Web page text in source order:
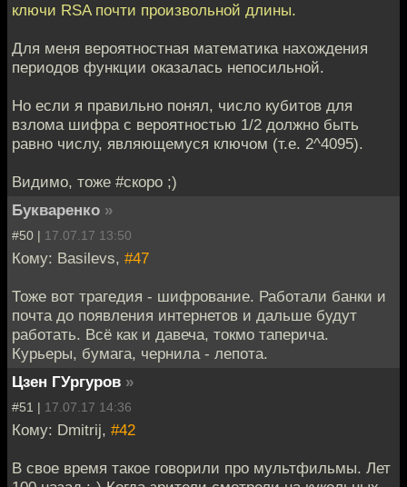
ключи RSA почти произвольной длины.
Для меня вероятностная математика нахождения
периодов функции оказалась непосильной.
Но если я правильно понял, число кубитов для
взлома шифра с вероятностью 1/2 должно быть
равно числу, являющемуся ключом (т.е. 2^4095).
Видимо, тоже #скоро ;)
Букваренко »
#50 | 17.07.17 13:50
Кому: Basilevs, #47
Тоже вот трагедия - шифрование. Работали банки и
почта до появления интернетов и дальше будут
работать. Всё как и давеча, токмо таперича.
Курьеры, бумага, чернила - лепота.
Цзен ГУргуров »
#51 | 17.07.17 14:36
Кому: Dmitrij, #42
В свое время такое говорили про мультфильмы. Лет